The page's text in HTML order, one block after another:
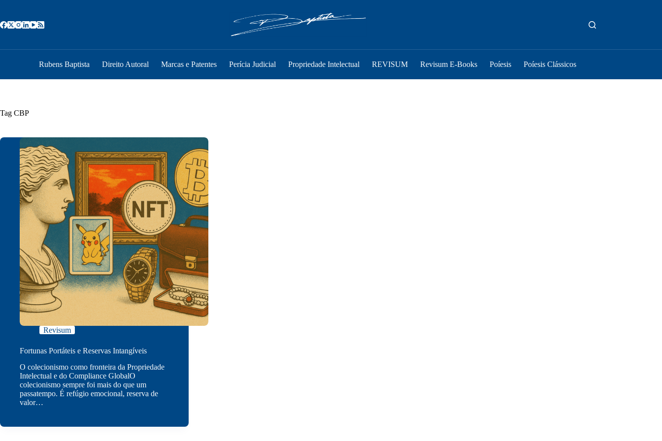
o
conteúdo
Rubens Baptista Direito Autoral Marcas e Patentes Perícia Judicial Propriedade Intelectual REVISUM Revisum E-Books Poíesis Poíesis Clássicos
Tag CBP
Revisum
Fortunas Portáteis e Reservas Intangíveis
O colecionismo como fronteira da Propriedade
Intelectual e do Compliance GlobalO
colecionismo sempre foi mais do que um
passatempo. É refúgio emocional, reserva de
valor…